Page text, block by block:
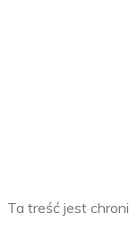
Ta treść jest